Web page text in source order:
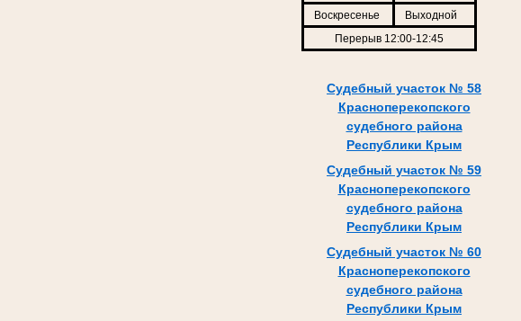
Воскресенье
Выходной
Перерыв 12:00-12:45
Судебный участок № 58
Красноперекопского
судебного района
Республики Крым
Судебный участок № 59
Красноперекопского
судебного района
Республики Крым
Судебный участок № 60
Красноперекопского
судебного района
Республики Крым